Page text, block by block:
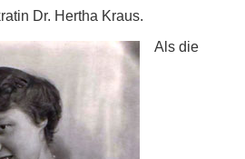
Dr. Hertha Kraus.
Als die